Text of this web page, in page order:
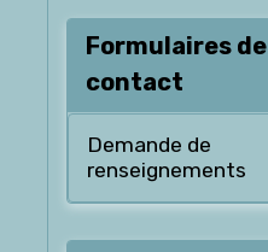
Formulaires de
contact
Demande de
renseignements